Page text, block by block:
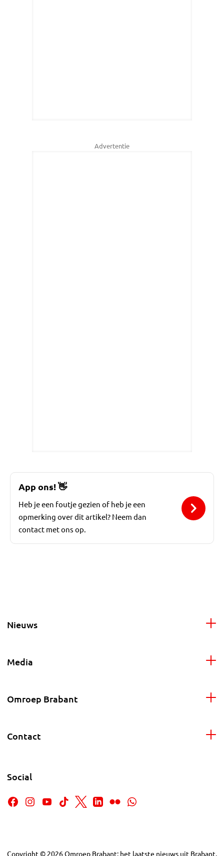
Advertentie
App ons!👋
Heb je een foutje gezien of heb je een
opmerking over dit artikel? Neem dan
contact met ons op.
Nieuws
Media
Omroep Brabant
Contact
Social
Copyright © 2026Omroep Brabant: het laatste nieuws uit Brabant,